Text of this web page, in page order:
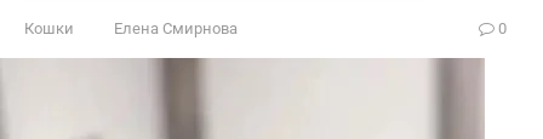
Кошки Елена Смирнова 0